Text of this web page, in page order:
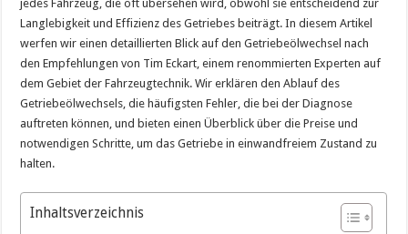
jedes Fahrzeug, die oft übersehen wird, obwohl sie entscheidend zur
Langlebigkeit und Effizienz des Getriebes beiträgt. In diesem Artikel
werfen wir einen detaillierten Blick auf den Getriebeölwechsel nach
den Empfehlungen von Tim Eckart, einem renommierten Experten auf
dem Gebiet der Fahrzeugtechnik. Wir erklären den Ablauf des
Getriebeölwechsels, die häufigsten Fehler, die bei der Diagnose
auftreten können, und bieten einen Überblick über die Preise und
notwendigen Schritte, um das Getriebe in einwandfreiem Zustand zu
halten.
Inhaltsverzeichnis